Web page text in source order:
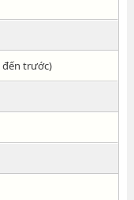
đến trước)